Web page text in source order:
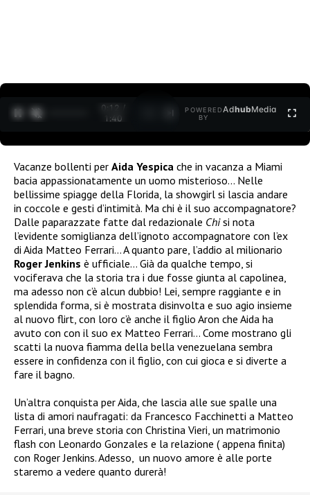
0:12 /
1:40
POWERED
BY
AdhubMedia
Vacanze bollenti per Aida Yespica che in vacanza a Miami
bacia appassionatamente un uomo misterioso… Nelle
bellissime spiagge della Florida, la showgirl si lascia andare
in coccole e gesti d’intimità. Ma chi è il suo accompagnatore?
Dalle paparazzate fatte dal redazionale Chisi nota
l’evidente somiglianza dell’ignoto accompagnatore con l’ex
di Aida Matteo Ferrari… A quanto pare, l’addio al milionario
Roger Jenkins è ufficiale… Già da qualche tempo, si
vociferava che la storia tra i due fosse giunta al capolinea,
ma adesso non c’è alcun dubbio! Lei, sempre raggiante e in
splendida forma, si è mostrata disinvolta e suo agio insieme
al nuovo flirt, con loro c’è anche il figlio Aron che Aida ha
avuto con con il suo ex Matteo Ferrari… Come mostrano gli
scatti la nuova fiamma della bella venezuelana sembra
essere in confidenza con il figlio, con cui gioca e si diverte a
fare il bagno.
Un’altra conquista per Aida, che lascia alle sue spalle una
lista di amori naufragati: da Francesco Facchinetti a Matteo
Ferrari, una breve storia con Christina Vieri, un matrimonio
flash con Leonardo Gonzales e la relazione ( appena finita)
con Roger Jenkins. Adesso, un nuovo amore è alle porte
staremo a vedere quanto durerà!